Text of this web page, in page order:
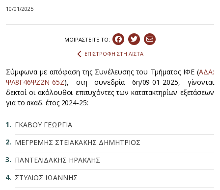
10/01/2025
ΜΟΙΡΑΣΤEIΤΕ ΤΟ:
ΕΠΙΣΤΡΟΦΗ ΣΤΗ ΛΙΣΤΑ
Σύμφωνα με απόφαση της Συνέλευσης του Τμήματος ΙΦΕ (ΑΔΑ:
ΨΛ8Γ46ΨΖ2Ν-65Ζ), στη συνεδρία 6η/09-01-2025, γίνονται
δεκτοί οι ακόλουθοι επιτυχόντες των κατατακτηρίων εξετάσεων
για το ακαδ. έτος 2024-25:
ΓΚΑΒΟΥ ΓΕΩΡΓΙΑ
ΜΕΓΡΕΜΗΣ ΣΤΕΙΑΚΑΚΗΣ ΔΗΜΗΤΡΙΟΣ
ΠΑΝΤΕΛΙΔΑΚΗΣ ΗΡΑΚΛΗΣ
ΣΤΥΛΙΟΣ ΙΩΑΝΝΗΣ